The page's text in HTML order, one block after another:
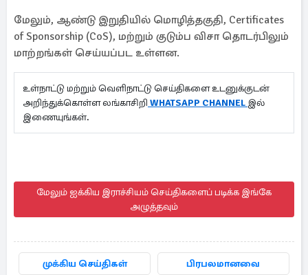
மேலும், ஆண்டு இறுதியில் மொழித்தகுதி, Certificates
of Sponsorship (CoS), மற்றும் குடும்ப விசா தொடர்பிலும்
மாற்றங்கள் செய்யப்பட உள்ளன.
உள்நாட்டு மற்றும் வெளிநாட்டு செய்திகளை உடனுக்குடன்
அறிந்துக்கொள்ள லங்காசிறி WHATSAPP CHANNEL இல்
இணையுங்கள்.
மேலும் ஐக்கிய இராச்சியம் செய்திகளைப் படிக்க இங்கே
அழுத்தவும்
முக்கிய செய்திகள் பிரபலமானவை